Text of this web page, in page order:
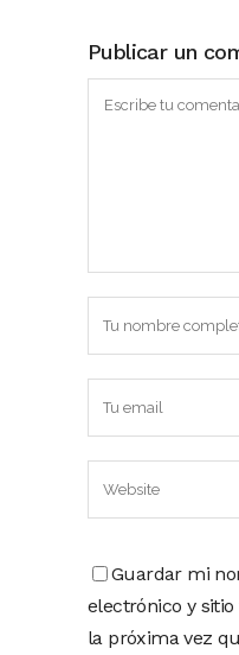
Publicar un
Guardar mi
electrónico y
la próxima vez